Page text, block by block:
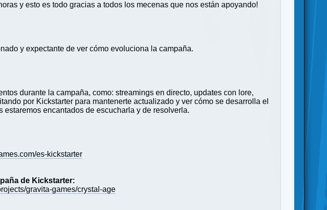
y esto es todo gracias a todos los mecenas que nos están apoyando!
y expectante de ver cómo evoluciona la campaña.
durante la campaña, como: streamings en directo, updates con lore,
por Kickstarter para mantenerte actualizado y ver cómo se desarrolla el
encantados de escucharla y de resolverla.
es-kickstarter
de Kickstarter:
gravita-games/crystal-age